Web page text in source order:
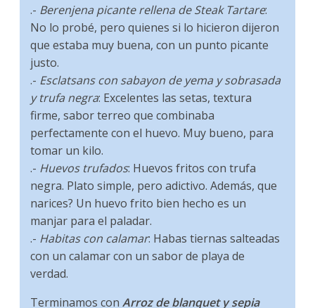
.- Berenjena picante rellena de Steak Tartare:
No lo probé, pero quienes si lo hicieron dijeron
que estaba muy buena, con un punto picante
justo.
.- Esclatsans con sabayon de yema y sobrasada
y trufa negra: Excelentes las setas, textura
firme, sabor terreo que combinaba
perfectamente con el huevo. Muy bueno, para
tomar un kilo.
.- Huevos trufados: Huevos fritos con trufa
negra. Plato simple, pero adictivo. Además, que
narices? Un huevo frito bien hecho es un
manjar para el paladar.
.- Habitas con calamar: Habas tiernas salteadas
con un calamar con un sabor de playa de
verdad.
Terminamos conArroz de blanquet y sepia